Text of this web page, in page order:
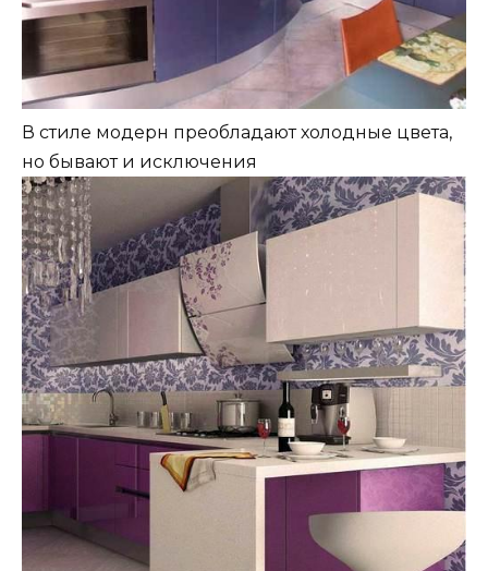
В стиле модерн преобладают холодные цвета,
но бывают и исключения